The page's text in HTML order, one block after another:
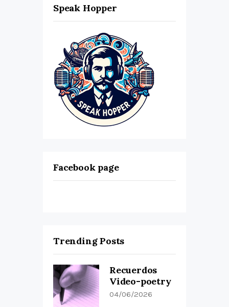
Speak Hopper
Facebook page
Trending Posts
Recuerdos
Video-poetry
04/06/2026